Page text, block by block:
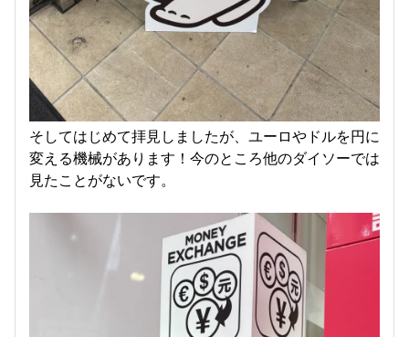
そしてはじめて拝見しましたが、ユーロやドルを円に
変える機械があります！今のところ他のダイソーでは
見たことがないです。